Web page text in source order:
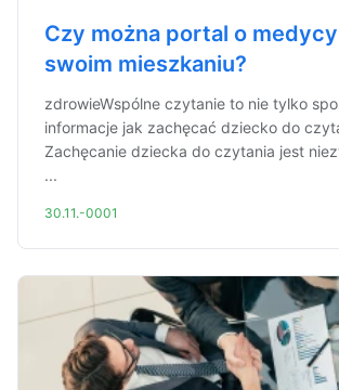
Czy można portal o
swoim mieszkaniu?
zdrowieWspólne czytanie to nie tylko
informacje jak zachęcać dziecko do
Zachęcanie dziecka do czytania jest
...
30.11.-0001